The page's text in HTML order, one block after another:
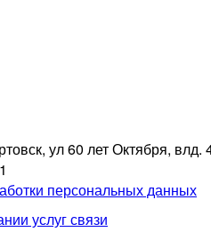
ул 60 лет Октября, влд.
персональных данных
услуг связи